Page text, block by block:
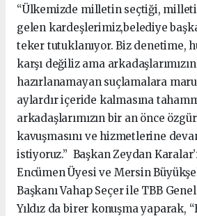
“Ülkemizde milletin seçtiği,
gelen kardeşlerimiz,belediye
teker tutuklanıyor. Biz denetime,
karşı değiliz ama
hazırlanamayan suçlamalara
aylardır içeride kalmasına
arkadaşlarımızın bir an önce
kavuşmasını ve hizmetlerine
istiyoruz.” Başkan Zeydan
Encümen Üyesi ve Mersin
Başkanı Vahap Seçer ile TBB
Yıldız da birer konuşma yaparak,